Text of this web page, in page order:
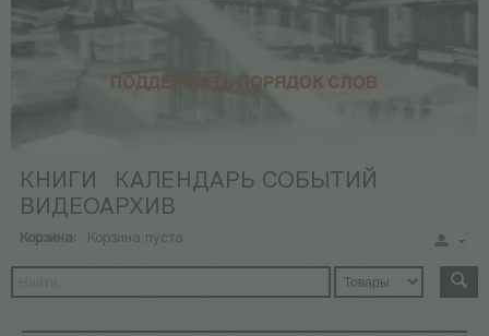
КНИГИ
КАЛЕНДАРЬ СОБЫТИЙ
ВИДЕОАРХИВ
Корзина: Корзина пуста